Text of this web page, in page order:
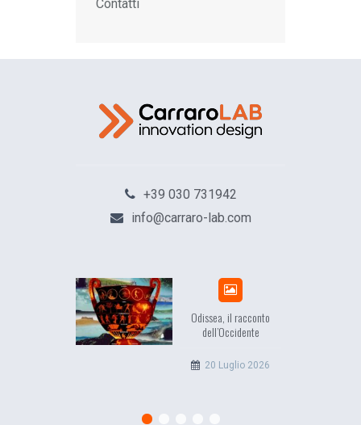
Contatti
+39 030 731942
info@carraro-lab.com
Odissea, il racconto
dell’Occidente
20 Luglio 2026